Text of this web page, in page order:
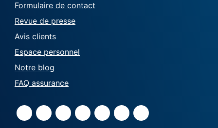
Formulaire de contact
Revue de presse
Avis clients
Espace personnel
Notre blog
FAQ assurance